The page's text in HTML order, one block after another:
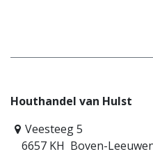
Houthandel van Hulst
Veesteeg 5
6657 KH Boven-